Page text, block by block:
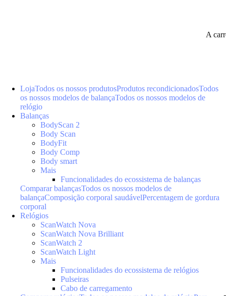
A
LojaTodos os nossos produtosProdutos recondicionadosTodos
os nossos modelos de balançaTodos os nossos modelos de
relógio
Balanças
BodyScan 2
Body Scan
BodyFit
Body Comp
Body smart
Mais
Funcionalidades do ecossistema de balanças
Comparar balançasTodos os nossos modelos de
balançaComposição corporal saudávelPercentagem de gordura
corporal
Relógios
ScanWatch Nova
ScanWatch Nova Brilliant
ScanWatch 2
ScanWatch Light
Mais
Funcionalidades do ecossistema de relógios
Pulseiras
Cabo de carregamento